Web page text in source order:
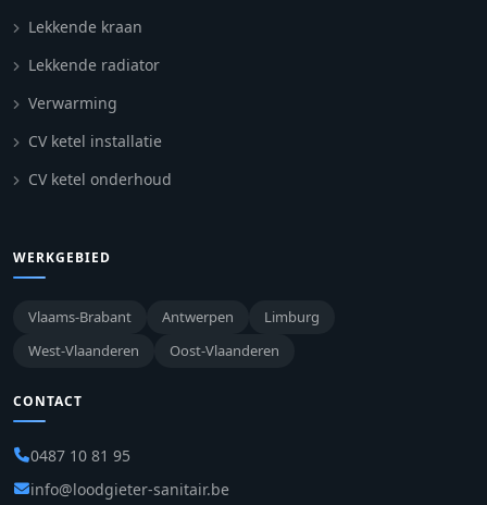
Lekkende kraan
Lekkende radiator
Verwarming
CV ketel installatie
CV ketel onderhoud
WERKGEBIED
Vlaams-Brabant Antwerpen
Limburg
West-Vlaanderen
Oost-Vlaanderen
CONTACT
0487 10 81 95
info@loodgieter-sanitair.be